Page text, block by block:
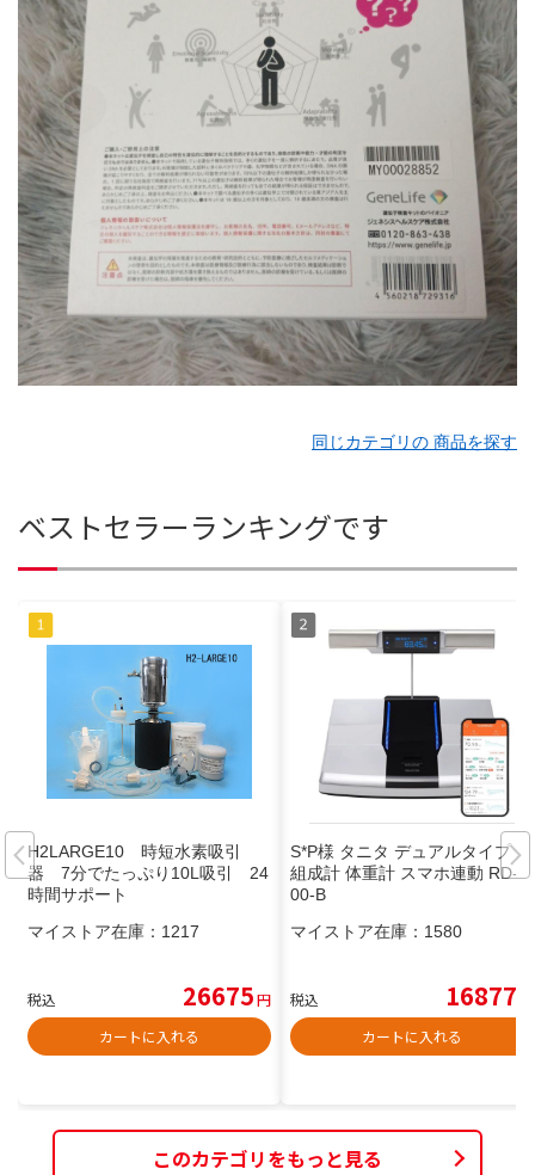
同じカテゴリの 商品を探す
ベストセラーランキングです
H2LARGE10 時短水素吸引
器 7分でたっぷり10L吸引 24
時間サポート
マイストア在庫： 1217
税込 26675円
カートに入れる
S*P様 タニタ デュアルタイプ 体
組成計 体重計 スマホ連動 RD-8
00-B
マイストア在庫： 1580
税込 16877
カートに入れる
このカテゴリをもっと見る